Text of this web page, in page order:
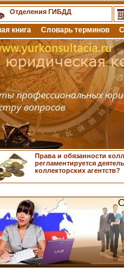
Отделения ГИБДД
книга Словарь терминов
Права и обязанности
регламентируется
коллекторских агентств?